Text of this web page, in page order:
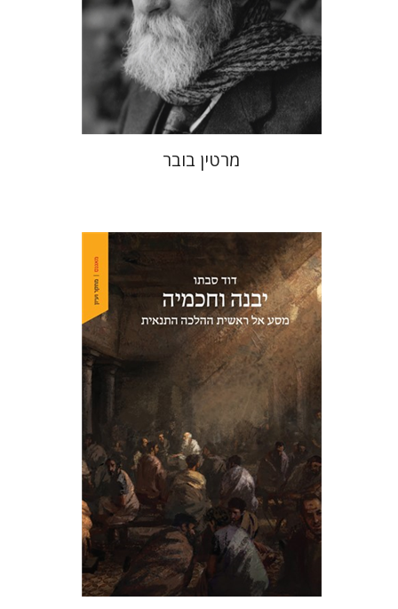
הנחת אתר ספר מודפס
$35
$32
מרטין בובר
דוד סבתו
הנחת אתר ספר מודפס
$46
$41